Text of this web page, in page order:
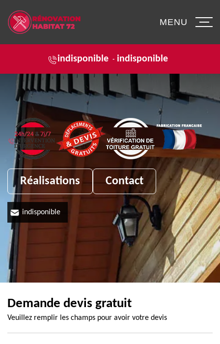
indisponible - indisponible
MENU
Réalisations Contact
indisponible
Demande devis gratuit
Veuillez remplir les champs pour avoir votre devis